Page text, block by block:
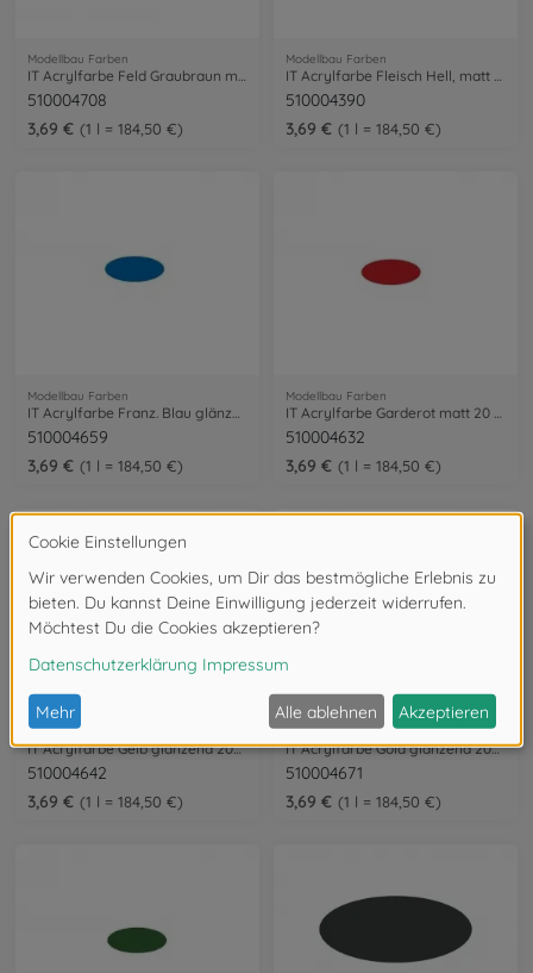
Modellbau Farben
IT Acrylfarbe Feld Graubraun matt 20ml
510004708
3,69 €
1 l = 184,50 €
Modellbau Farben
IT Acrylfarbe Fleisch Hell, matt 20 ml
510004390
3,69 €
1 l = 184,50 €
Modellbau Farben
510004659
3,69 €
1 l = 184,50 €
Modellbau Farben
510004632
3,69 €
1 l = 184,50 €
Modellbau Farben
IT Acrylfarbe Gelb glänzend 20ml
510004642
3,69 €
1 l = 184,50 €
Modellbau Farben
IT Acrylfarbe Gold glänzend 20ml
510004671
3,69 €
1 l = 184,50 €